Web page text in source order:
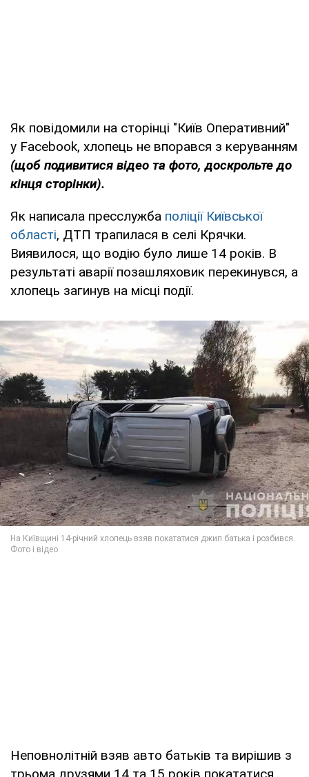
Як повідомили на сторінці "Київ Оперативний"
у Facebook, хлопець не впорався з керуванням
(щоб подивитися відео та фото, доскрольте до
кінця сторінки).
Як написала пресслужба поліції Київської
області, ДТП трапилася в селі Крячки.
Виявилося, що водію було лише 14 років. В
результаті аварії позашляховик перекинувся, а
хлопець загинув на місці події.
Неповнолітній взяв авто батьків та вирішив з